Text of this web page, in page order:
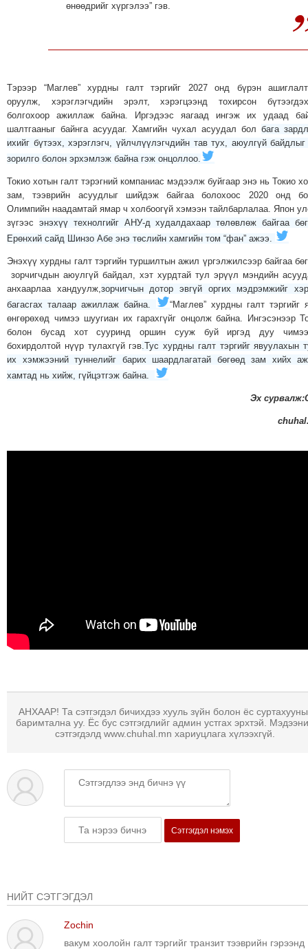
ЕРӨНХИЙЛӨГЧИЙН
өнөөдрийг хүргэлээ” гэв.
Тэрээр “Маглев” хурдны галт тэргийг 2027 онд бүрэн
оруулж, хэрэглэгчдийн эрэлт, хэрэгцээнд тохирсон
болгохоор ажиллаж байна. Иргэдээс яагаад ингэж их удаад
шалтгааныг байнга асуудаг. Хамгийн чухал асуудал бол бага
ихийг бүтээх, хэрэглэгч, үйлчлүүлэгчдийн тав тух, аюулгүй байдлыг
зорилго болон эрхэмлэж байна гэж онцоллоо.
Токио хотын галт тэрэгний компаниас мэдээлж буйгаар энэ нь Токио
зам, тээврийн асуудлыг шийдэж байгаа болохоос 2020 онд
Олимпийн наадамтай ямар ч холбоогүй хэмээн тайлбарлалаа. Япон
зүгээс энэхүү технолгийг АНУ-д худалдахаар төлөвлөж байгаа
Ерөнхий сайд Шинзо Абе энэ төслийн хамгийн том “фан” ажээ.
Энэхүү хурдны галт тэргийн туршилтын ажил үргэлжилсээр байгаа
зорчигчдын аюулгүй байдал, хэт хурдтай тул эрүүл мэндийн
анхаарлаа хандуулж,зорчигчын дотор эвгүй оргих мэдрэмжийг
багасгах талаар ажиллаж байна.
“Маглев” хурдны галт тэргийг
өнгөрөхөд чимээ шуугиан их гарахгүйг онцолж байна. Ингэсэнээр
болон бусад хот сууринд оршин сууж буй иргэд дуу
бохирдолтой нүүр тулахгүй гэв.Тус хурдны галт тэргийг явуулахын
их хэмжээний туннелийг барих шаардлагатай бөгөөд зам хийх
хамтад нь хийж, гүйцэтгэж байна.
Эх
АНХААР! Та сэтгэгдэл бичихдээ хууль зүйн болон ёс
баримтална уу. Ёс бус сэтгэгдлийг админ устгах эрхтэй.
сэтгэгдэлд www.chuhal.mn хариуцлага хүлээхгүй.
Сэтгэгдэл нэмэх
НИЙТ СЭТГЭГДЭЛ
Zochin
вакум хоолойн галт тэргийг транзит тээврийн гэрээнд